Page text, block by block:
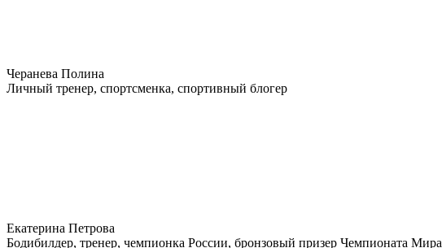
Черанева Полина
Личный тренер, спортсменка, спортивный блогер
Екатерина Петрова
Бодибилдер, тренер, чемпионка России, бронзовый призер Чемпионата Мира